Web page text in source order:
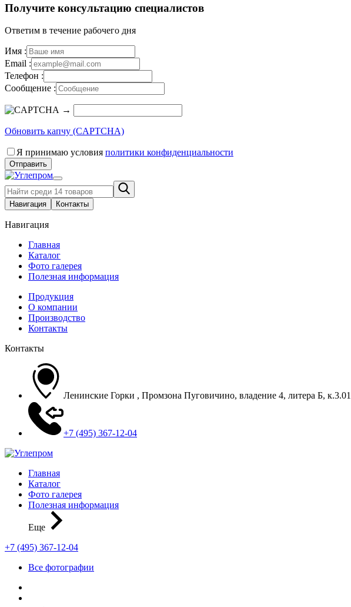
Получите консультацию специалистов
Ответим в течение рабочего дня
Имя :
Email :
Телефон :
Сообщение :
→
Обновить капчу (CAPTCHA)
Я принимаю условия политики конфиденциальности
Отправить
Навигация Контакты
Навигация
Главная
Каталог
Фото галерея
Полезная информация
Продукция
О компании
Производство
Контакты
Контакты
Ленинские Горки , Промзона Пуговичино, владение 4, литера Б, к.3.01
+7 (495) 367-12-04
Главная
Каталог
Фото галерея
Полезная информация
Еще
+7 (495) 367-12-04
Все фотографии